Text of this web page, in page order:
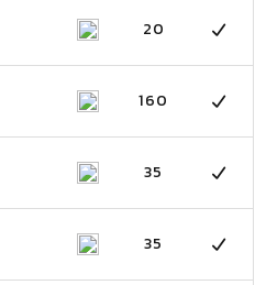
20
160
35
35